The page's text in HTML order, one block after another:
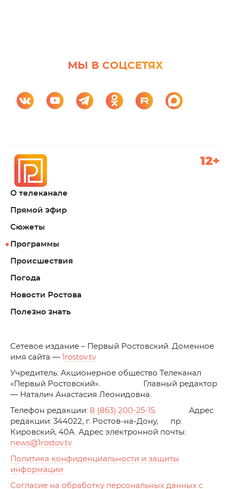
МЫ В СОЦСЕТЯХ
О телеканале
Прямой эфир
Сюжеты
Программы
Происшествия
Погода
Новости Ростова
Полезно знать
12+
Cетевое издание – Первый Ростовский. Доменное
имя сайта —
1rostov.tv
Учредитель: Акционерное общество Телеканал
«Первый Ростовский». Главный редактор
— Наталич Анастасия Леонидовна.
Телефон редакции: 8 (863) 200-25-15. Адрес
редакции: 344022, г. Ростов-на-Дону, пр.
Кировский, 40А. Адрес электронной почты:
news@1rostov.tv
Политика конфиденциальности и защиты
информации
Согласие на обработку персональных данных с